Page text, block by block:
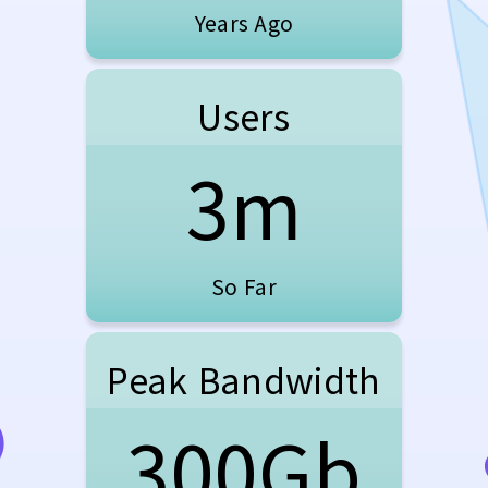
Years Ago
Users
3m
So Far
Peak Bandwidth